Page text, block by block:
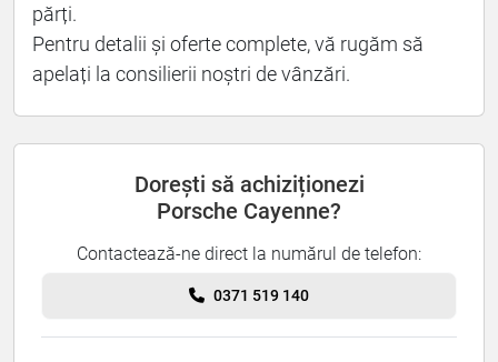
părți.
Pentru detalii și oferte complete, vă rugăm să
apelați la consilierii noștri de vânzări.
Dorești să achiziționezi
Porsche Cayenne?
Contactează-ne direct la numărul de telefon:
0371 519 140